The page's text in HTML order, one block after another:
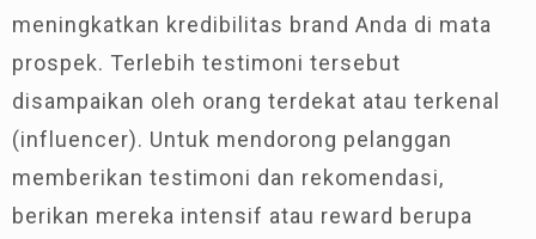
meningkatkan kredibilitas brand Anda di mata
prospek. Terlebih testimoni tersebut
disampaikan oleh orang terdekat atau terkenal
(influencer). Untuk mendorong pelanggan
memberikan testimoni dan rekomendasi,
berikan mereka intensif atau reward berupa